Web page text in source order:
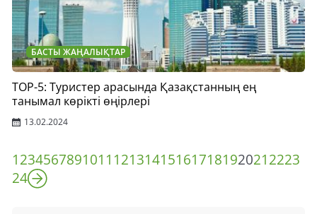
БАСТЫ ЖАҢАЛЫҚТАР
TOP-5: Туристер арасында Қазақстанның ең
танымал көрікті өңірлері
13.02.2024
1234567891011 121314151617181920212223
24